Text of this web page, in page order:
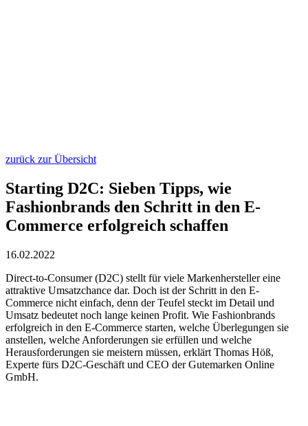
zurück zur Übersicht
Starting D2C: Sieben Tipps, wie
Fashionbrands den Schritt in den E-
Commerce erfolgreich schaffen
16.02.2022
Direct-to-Consumer (D2C) stellt für viele Markenhersteller eine
attraktive Umsatzchance dar. Doch ist der Schritt in den E-
Commerce nicht einfach, denn der Teufel steckt im Detail und
Umsatz bedeutet noch lange keinen Profit. Wie Fashionbrands
erfolgreich in den E-Commerce starten, welche Überlegungen sie
anstellen, welche Anforderungen sie erfüllen und welche
Herausforderungen sie meistern müssen, erklärt Thomas Höß,
Experte fürs D2C-Geschäft und CEO der Gutemarken Online
GmbH.